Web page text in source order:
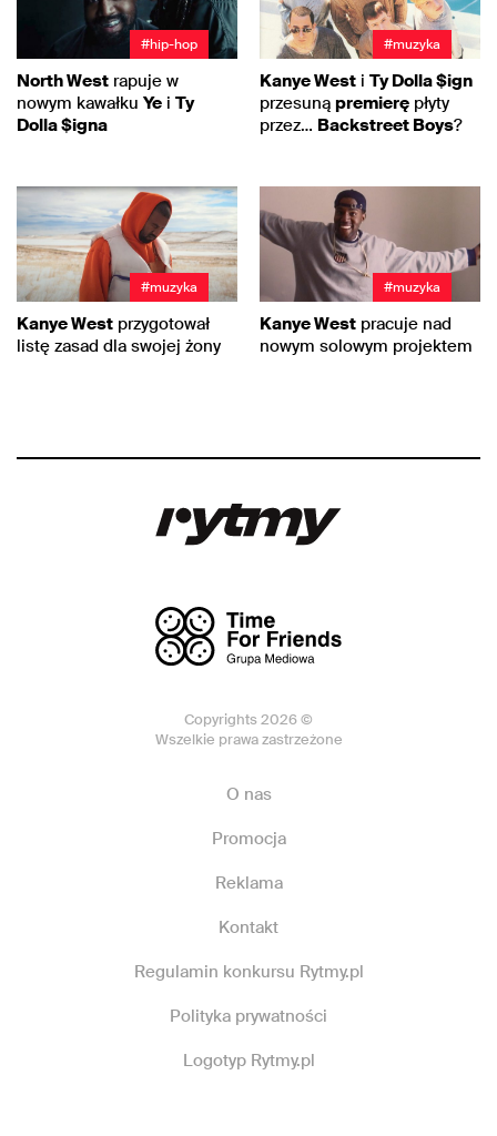
#hip-hop
North West rapuje w
nowym kawałku Ye i Ty
Dolla $igna
#muzyka
Kanye West i Ty Dolla $ign
przesuną premierę płyty
przez… Backstreet Boys?
#muzyka
Kanye West przygotował
listę zasad dla swojej żony
#muzyka
Kanye West pracuje nad
nowym solowym projektem
Copyrights 2026 ©
Wszelkie prawa zastrzeżone
O nas
Promocja
Reklama
Kontakt
Regulamin konkursu Rytmy.pl
Polityka prywatności
Logotyp Rytmy.pl